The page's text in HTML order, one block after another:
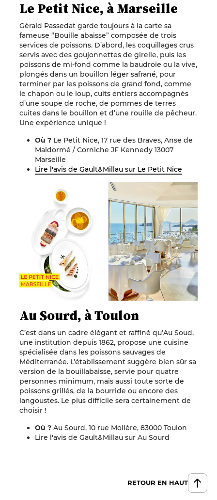
Le Petit Nice, à Marseille
Gérald Passedat garde toujours à la carte sa
fameuse “Bouille abaisse” composée de trois
services de poissons. D’abord, les coquillages crus
servis avec des goujonnettes de girelle, puis les
poissons de mi-fond comme la baudroie ou la vive,
plongés dans un bouillon léger safrané, pour
terminer par les poissons de grand fond, comme
le chapon ou le loup, cuits entiers accompagnés
d’une soupe de roche, de pommes de terres
cuites dans le bouillon et d’une rouille de pêcheur.
Une expérience unique !
Où ? Le Petit Nice, 17 rue des Braves, Anse de
Maldormé / Corniche JF Kennedy 13007
Marseille
Lire l'avis de Gault&Millau sur Le Petit Nice
Au Sourd, à Toulon
C’est dans un cadre élégant et raffiné qu’Au Soud,
une institution depuis 1862, propose une cuisine
spécialisée dans les poissons sauvages de
Méditerranée. L’établissement suggère bien sûr sa
version de la bouillabaisse, servie pour quatre
personnes minimum, mais aussi toute sorte de
poissons grillés, de la bourride ou encore des
langoustes. Le plus difficile sera certainement de
choisir !
Où ? Au Sourd, 10 rue Molière, 83000 Toulon
Lire l'avis de Gault&Millau sur Au Sourd
RETOUR EN HAUT